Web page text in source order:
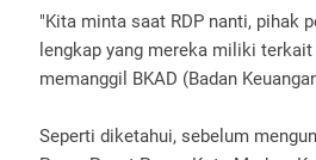
"Kita minta saat RDP nanti, pihak
lengkap yang mereka miliki
memanggil BKAD (Badan
Seperti diketahui, sebelum